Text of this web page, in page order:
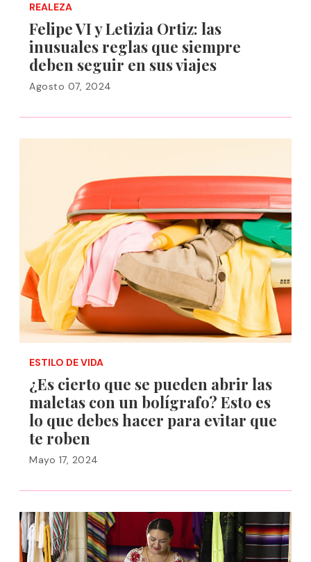
REALEZA
Felipe VI y Letizia Ortiz: las
inusuales reglas que siempre
deben seguir en sus viajes
Agosto 07, 2024
ESTILO DE VIDA
¿Es cierto que se pueden abrir las
maletas con un bolígrafo? Esto es
lo que debes hacer para evitar que
te roben
Mayo 17, 2024